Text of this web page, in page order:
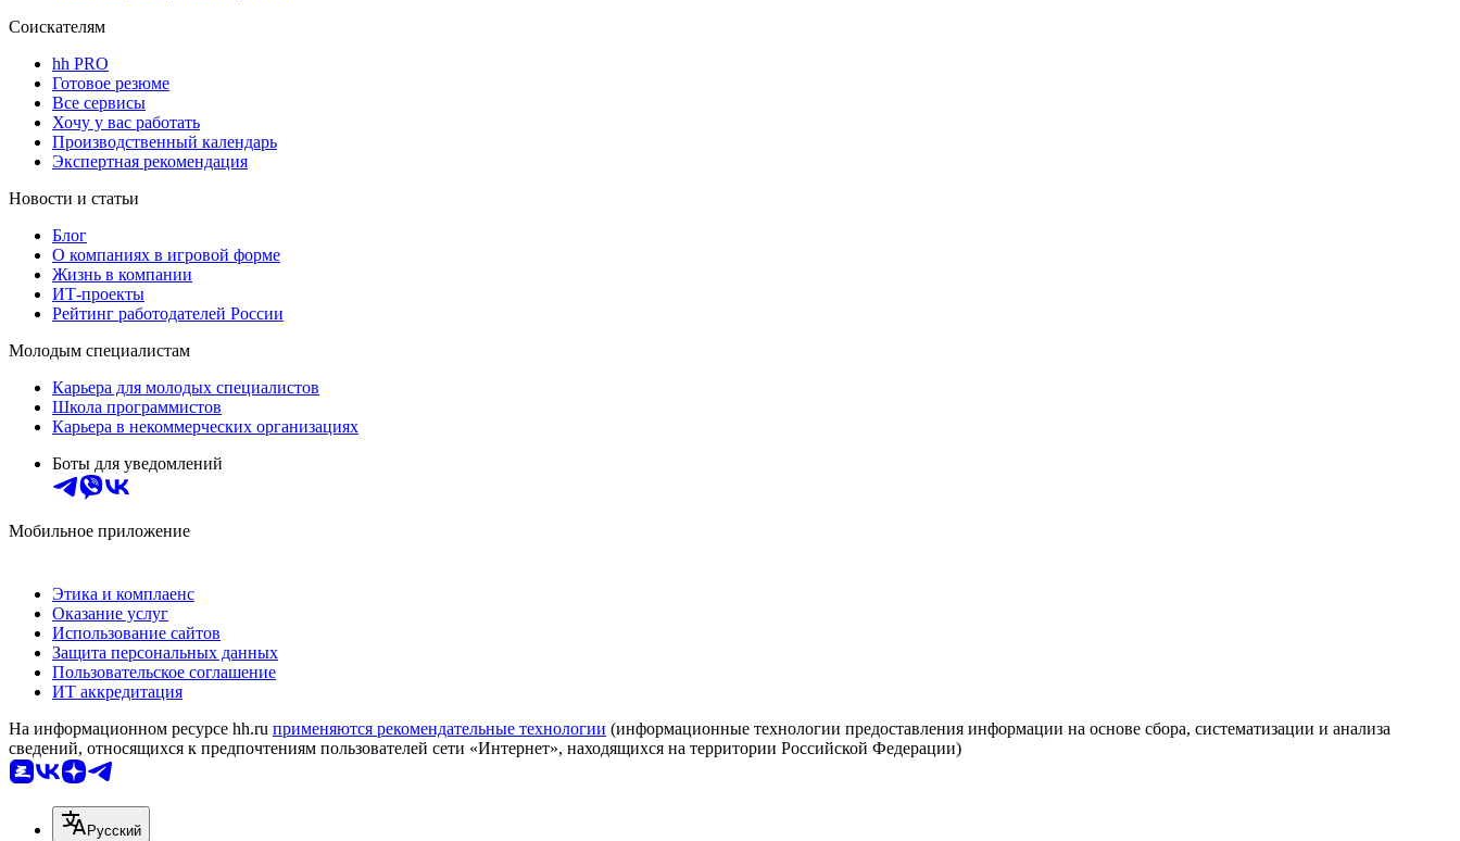
Соискателям
hh PRO
Готовое резюме
Все сервисы
Хочу у вас работать
Производственный календарь
Экспертная рекомендация
Новости и статьи
Блог
О компаниях в игровой форме
Жизнь в компании
ИТ-проекты
Рейтинг работодателей России
Молодым специалистам
Карьера для молодых специалистов
Школа программистов
Карьера в некоммерческих организациях
Боты для уведомлений
Мобильное приложение
Этика и комплаенс
Оказание услуг
Использование сайтов
Защита персональных данных
Пользовательское соглашение
ИТ аккредитация
На информационном ресурсе hh.ru применяются рекомендательные технологии (информационные технологии предоставления информации на основе сбора, систематизации и анализа
сведений, относящихся к предпочтениям пользователей сети «Интернет», находящихся на территории Российской Федерации)
Русский